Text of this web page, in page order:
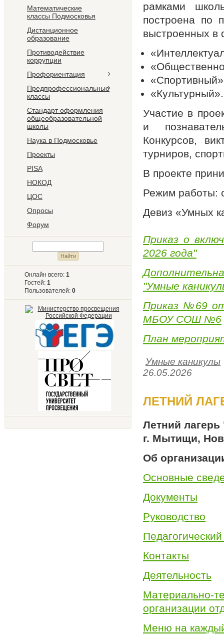
Математические
классы Подмосковья
Дистанционное
образование
Противодействие
коррупции
Профориентация
Предпрофессиональные
классы
Стандарт оформления
общеобразовательной
школы
Наука в Подмосковье
Проекты
PISA
НОКОД
ЦОС
Опросы
Форум
Онлайн всего: 1
Гостей: 1
Пользователей: 0
рамками
построена по
выстроенных в
«Культурный».
Участие в
и
Конкурсов,
турниров,
В проекте
Режим работы:
Девиз «Умных
Приказ о
2026 года"
"Умные
Приказ №69 от
МБОУ СОШ №6
План
Умные каникулы
26.05.2026
ЛЕТНИЙ
Летний
г. Мытищи,
Об
Основные
Документы
Руководство
Контакты
Деятельность
организации
Меню на